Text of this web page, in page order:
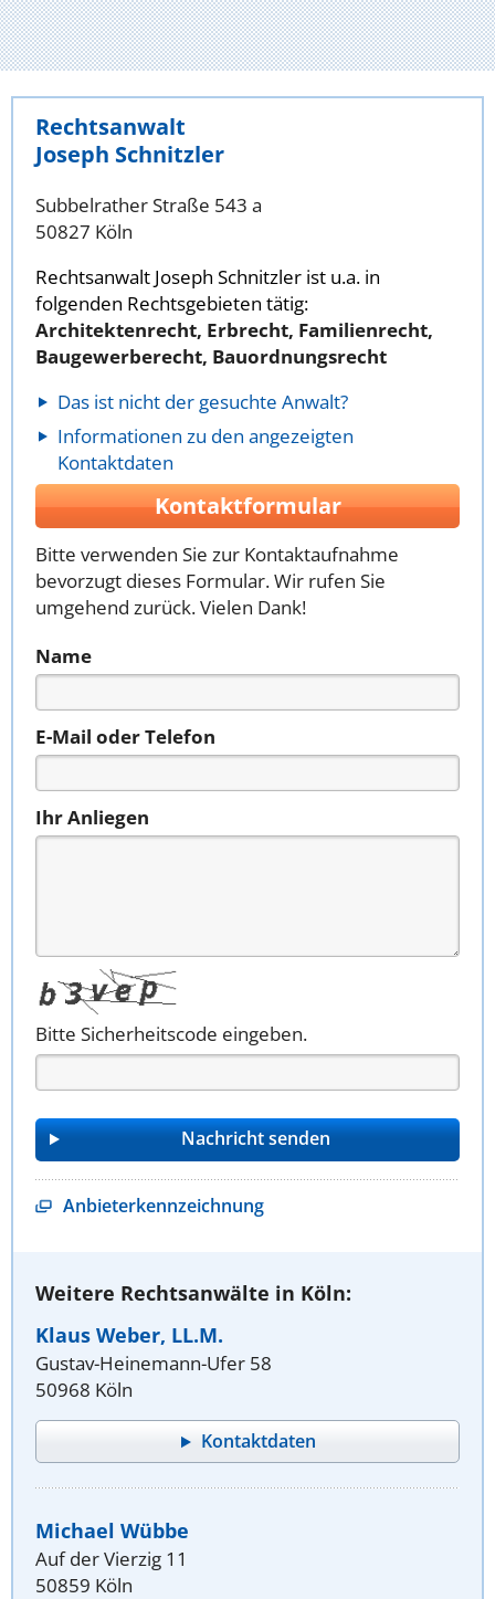
Rechtsanwalt
Joseph Schnitzler
Subbelrather Straße 543 a
50827 Köln
Rechtsanwalt Joseph Schnitzler ist u.a. in
folgenden Rechtsgebieten tätig:
Architektenrecht, Erbrecht, Familienrecht,
Baugewerberecht, Bauordnungsrecht
Das ist nicht der gesuchte Anwalt?
Informationen zu den angezeigten
Kontaktdaten
Kontaktformular
Bitte verwenden Sie zur Kontaktaufnahme
bevorzugt dieses Formular. Wir rufen Sie
umgehend zurück. Vielen Dank!
Name
E-Mail oder Telefon
Ihr Anliegen
Bitte Sicherheitscode eingeben.
Anbieterkennzeichnung
Weitere Rechtsanwälte in Köln:
Klaus Weber, LL.M.
Gustav-Heinemann-Ufer 58
50968 Köln
Kontaktdaten
Michael Wübbe
Auf der Vierzig 11
50859 Köln